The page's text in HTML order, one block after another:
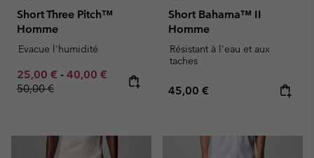
Short Three Pitch™
Homme
Evacue l'humidité
Minimum sale price:
25,00 € - Maximum sale price:
40,00 € Regular price:
50,00 €
Short Bahama™ II
Homme
Résistant à l'eau et aux
taches
Regular price:
45,00 €